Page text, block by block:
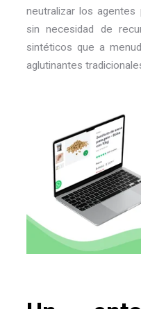
neutralizar los agentes
sin necesidad de
sintéticos que a
aglutinantes